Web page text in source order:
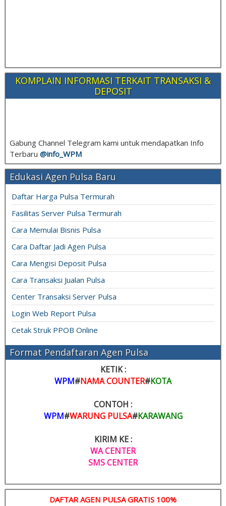
KOMPLAIN INFORMASI TERKAIT TRANSAKSI &
DEPOSIT
Gabung Channel Telegram kami untuk mendapatkan Info
Terbaru @info_ WPM
Edukasi Agen Pulsa Baru
Daftar Harga Pulsa Termurah
Fasilitas Server Pulsa Termurah
Cara Memulai Bisnis Pulsa
Cara Daftar Jadi Agen Pulsa
Cara Mengisi Deposit Pulsa
Cara Transaksi Jualan Pulsa
Center Transaksi Server Pulsa
Login Web Report Pulsa
Cetak Struk PPOB Online
Format Pendaftaran Agen Pulsa
KETIK :
WPM#NAMA COUNTER#KOTA
CONTOH :
WPM#WARUNG PULSA#KARAWANG
KIRIM KE :
WA CENTER
SMS CENTER
DAFTAR AGEN PULSA GRATIS 100%